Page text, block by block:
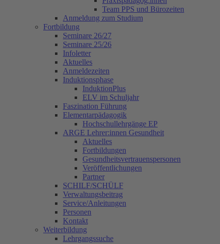
Team PPS und Bürozeiten
Anmeldung zum Studium
Fortbildung
Seminare 26/27
Seminare 25/26
Infoletter
Aktuelles
Anmeldezeiten
Induktionsphase
InduktionPlus
ELV im Schuljahr
Faszination Führung
Elementarpädagogik
Hochschullehrgänge EP
ARGE Lehrer:innen Gesundheit
Aktuelles
Fortbildungen
Gesundheitsvertrauenspersonen
Veröffentlichungen
Partner
SCHILF/SCHÜLF
Verwaltungsbeitrag
Service/Anleitungen
Personen
Kontakt
Weiterbildung
Lehrgangssuche